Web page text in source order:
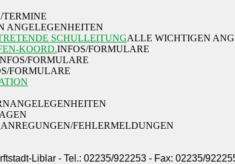
ANGELEGENHEITEN
SCHULLEITUNGALLE WICHTIGEN
KOORD.INFOS/FORMULARE
FORMULARE
FORMULARE
ANREGUNGEN/FEHLERMELDUNGEN
Liblar - Tel.: 02235/922253 - Fax: 02235/